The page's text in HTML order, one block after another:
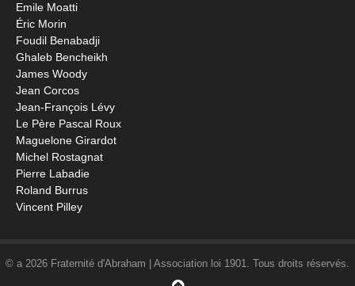
Emile Moatti
Éric Morin
Foudil Benabadji
Ghaleb Bencheikh
James Woody
Jean Corcos
Jean-François Lévy
Le Père Pascal Roux
Maguelone Girardot
Michel Rostagnat
Pierre Labadie
Roland Burrus
Vincent Pilley
© a 2026 Fraternité d'Abraham | Association loi 1901. Tous droits réservés.